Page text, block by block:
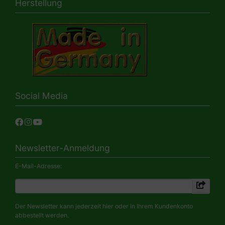
Herstellung
Social Media
Newsletter-Anmeldung
E-Mail-Adresse:
Der Newsletter kann jederzeit hier oder in Ihrem Kundenkonto
abbestellt werden.